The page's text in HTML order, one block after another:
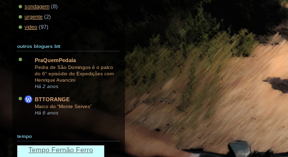
sondagem (8)
urgente (2)
video (97)
outros blogues btt
PraQuemPedala
Pedra de São Domingos é o palco
do 6° episódio do Expedições com
Henrique Avancini
Há 2 anos
BTTORANGE
Marco do “Monte Serves”
Há 6 anos
tempo
Tempo Fernão Ferro